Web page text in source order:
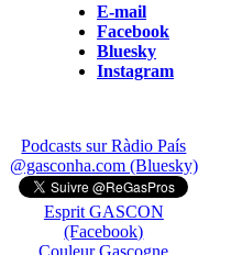
E-mail
Facebook
Bluesky
Instagram
Podcasts sur Ràdio País
@gasconha.com (Bluesky)
Esprit GASCON
(Facebook)
Couleur Gascogne